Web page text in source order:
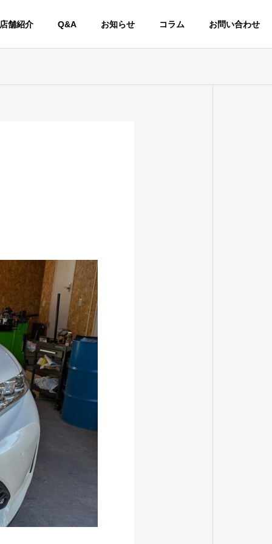
店舗紹介 Q&A お知らせ コラム お問い合わせ
備